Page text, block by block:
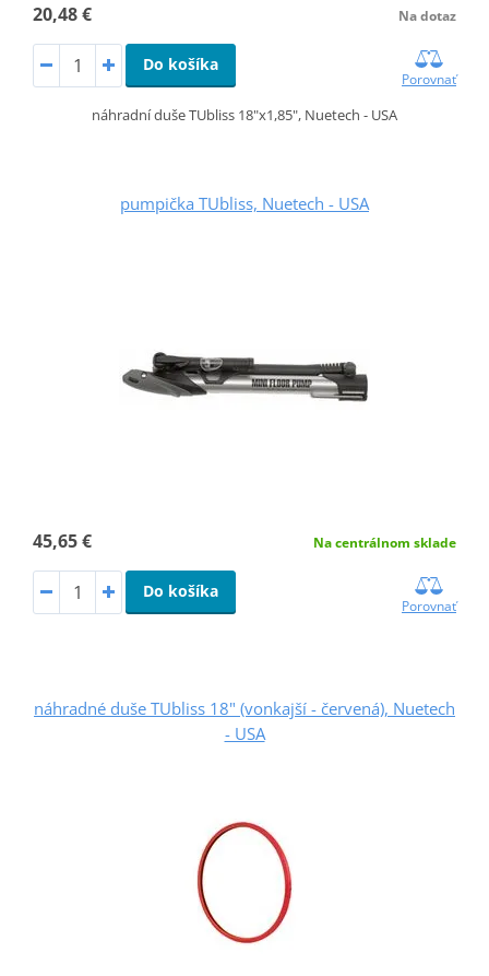
20,48 € Na dotaz
Do košíka
Porovnať
náhradní duše TUbliss 18"x1,85", Nuetech - USA
pumpička TUbliss, Nuetech - USA
45,65 € Na centrálnom sklade
Do košíka
Porovnať
náhradné duše TUbliss 18" (vonkajší - červená), Nuetech
- USA